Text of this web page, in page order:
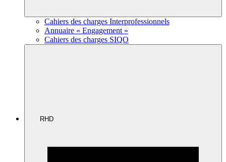
Cahiers des charges Interprofessionnels
Annuaire « Engagement »
Cahiers des charges SIQO
RHD